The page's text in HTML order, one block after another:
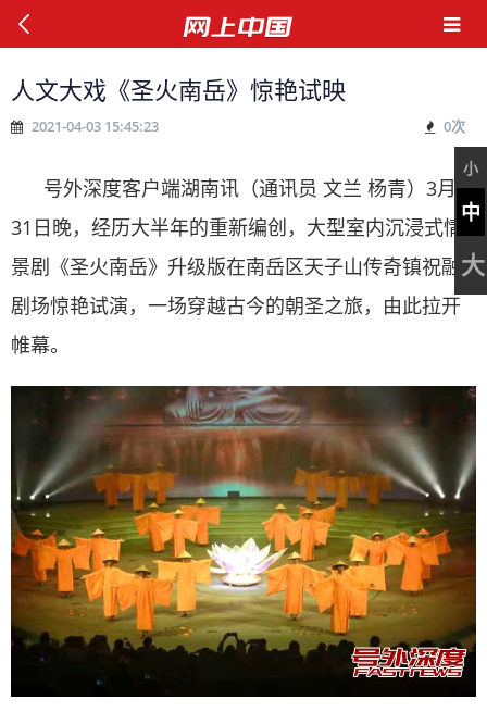
人文大戏《圣火南岳》惊艳试映
2021-04-03 15:45:23 0次
小
中
大
号外深度客户端湖南讯（通讯员 文兰 杨青）3月
31日晚，经历大半年的重新编创，大型室内沉浸式情
景剧《圣火南岳》升级版在南岳区天子山传奇镇祝融
剧场惊艳试演，一场穿越古今的朝圣之旅，由此拉开
帷幕。